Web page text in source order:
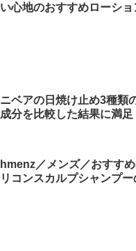
い心地のおすすめローショ
ニベアの日焼け止め3種類
成分を比較した結果に満足
hmenz／メンズ／おすす
リコンスカルプシャンプー